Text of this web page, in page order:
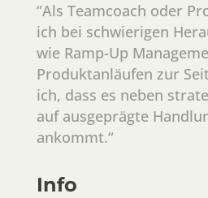
“Als Teamcoach oder
ich bei schwierigen
wie Ramp-Up
Produktanläufen zur
ich, dass es neben
auf ausgeprägte
ankommt.“
Info